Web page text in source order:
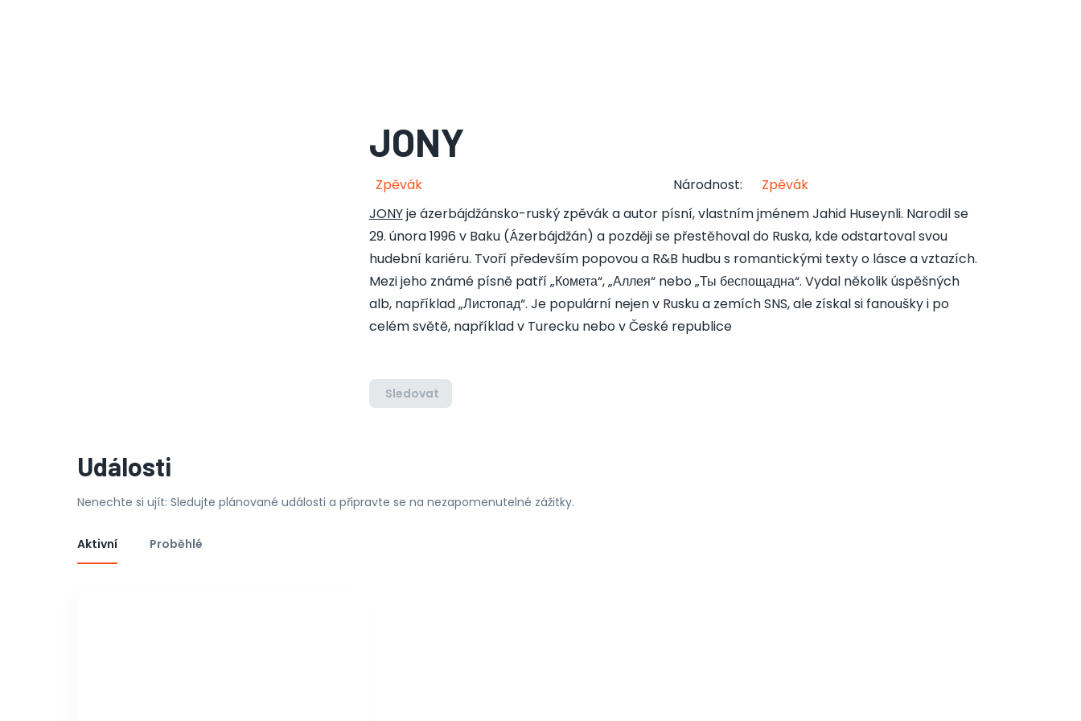
JONY
Zpěvák Národnost:
Zpěvák
JONYje ázerbájdžánsko-ruský zpěvák a autor písní, vlastním jménem Jahid Huseynli. Narodil se
29. února 1996 v Baku (Ázerbájdžán) a později se přestěhoval do Ruska, kde odstartoval svou
hudební kariéru. Tvoří především popovou a R&B hudbu s romantickými texty o lásce a vztazích.
Mezi jeho známé písně patří „Комета“, „Аллея“ nebo „Ты беспощадна“. Vydal několik úspěšných
alb, například „Листопад“. Je populární nejen v Rusku a zemích SNS, ale získal si fanoušky i po
celém světě, například v Turecku nebo v České republice
Sledovat
Události
Nenechte si ujít: Sledujte plánované události a připravte se na nezapomenutelné zážitky.
Aktivní Proběhlé